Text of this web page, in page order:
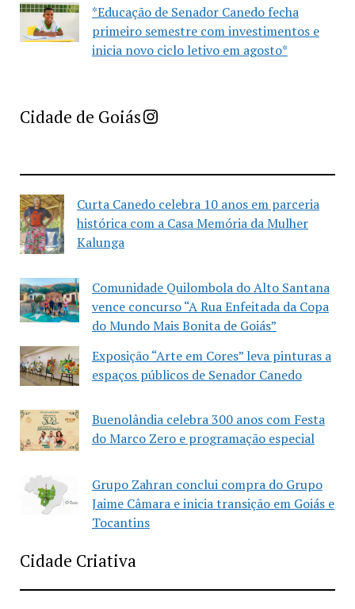
*Educação de Senador Canedo fecha
primeiro semestre com investimentos e
inicia novo ciclo letivo em agosto*
Cidade de GoiásImprensa Criativa da Cidade de Goiás
Curta Canedo celebra 10 anos em parceria
histórica com a Casa Memória da Mulher
Kalunga
Comunidade Quilombola do Alto Santana
vence concurso “A Rua Enfeitada da Copa
do Mundo Mais Bonita de Goiás”
Exposição “Arte em Cores” leva pinturas a
espaços públicos de Senador Canedo
Buenolândia celebra 300 anos com Festa
do Marco Zero e programação especial
Grupo Zahran conclui compra do Grupo
Jaime Câmara e inicia transição em Goiás e
Tocantins
Cidade Criativa